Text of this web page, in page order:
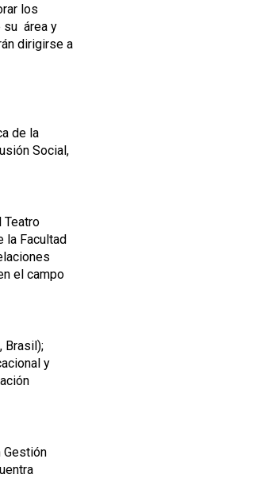
los
su área y
dirigirse a
de la
Social,
Teatro
la Facultad
el campo
Brasil);
y
Gestión